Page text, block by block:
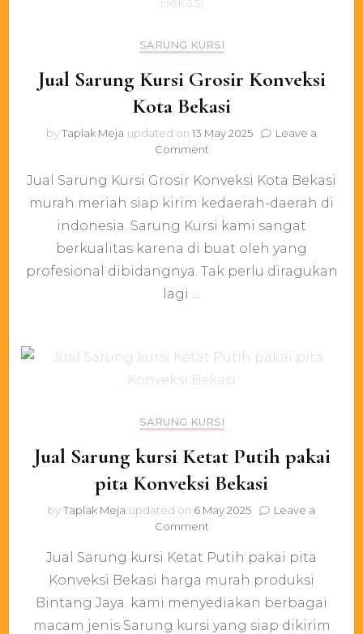
SARUNG KURSI
Jual Sarung Kursi Grosir Konveksi
Kota Bekasi
byTaplak Meja updated on 13 May 2025
Leave a
Commenton
Sarung
Kursi
Konveksi
Kota
Jual Sarung Kursi Grosir Konveksi Kota Bekasi
murah meriah siap kirim kedaerah-daerah di
indonesia. Sarung Kursi kami sangat
berkualitas karena di buat oleh yang
profesional dibidangnya. Tak perlu diragukan
lagi …
SARUNG KURSI
Jual Sarung kursi Ketat Putih pakai
pita Konveksi Bekasi
byTaplak Meja updated on 6 May 2025
Leave a
Commenton
Sarung
Putih
pakai
Jual Sarung kursi Ketat Putih pakai pita
Konveksi Bekasi harga murah produksi
Bintang Jaya. kami menyediakan berbagai
macam jenis Sarung kursi yang siap dikirim